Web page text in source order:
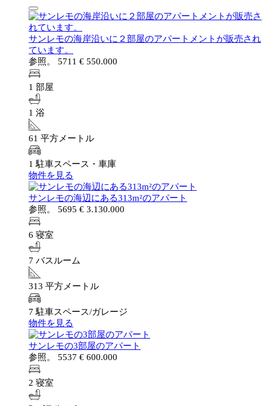
サンレモの海岸沿いに２部屋のアパートメントが販売され
ています。
参照。 5711 € 550.000
1 部屋
1 浴
61 平方メートル
1 駐車スペース・車庫
物件を見る
サンレモの海辺にある313m²のアパート
参照。 5695 € 3.130.000
6 寝室
7 バスルーム
313 平方メートル
7 駐車スペース/ガレージ
物件を見る
サンレモの3部屋のアパート
参照。 5537 € 600.000
2 寝室